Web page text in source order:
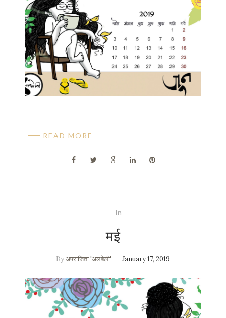
READ MORE
In
मई
Byअपराजिता 'अलबेली' January 17, 2019